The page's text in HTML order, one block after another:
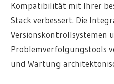
Kompatibilität mit Ihrer
Stack verbessert. Die
Versionskontrollsystemen
Problemverfolgungstools
und Wartung